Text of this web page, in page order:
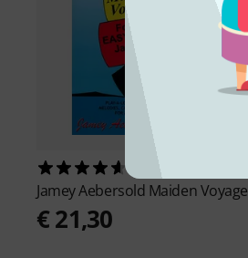
Jamey Aebersold Maiden Voyage
€ 21,30